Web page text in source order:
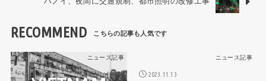
RECOMMEND
ニュース記事 ニュース記事
2023.11.13